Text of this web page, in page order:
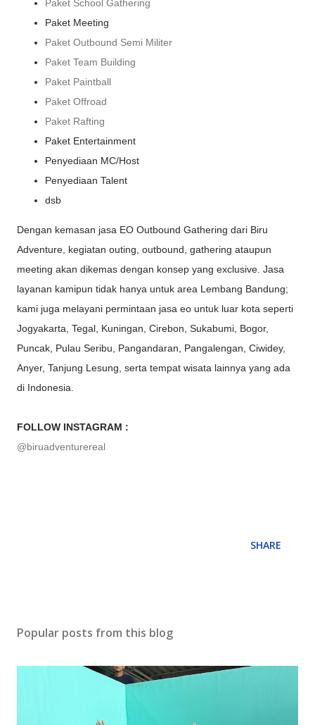
Paket School Gathering
Paket Meeting
Paket Outbound Semi Militer
Paket Team Building
Paket Paintball
Paket Offroad
Paket Rafting
Paket Entertainment
Penyediaan MC/Host
Penyediaan Talent
dsb
Dengan kemasan jasa EO Outbound Gathering dari Biru
Adventure, kegiatan outing, outbound, gathering ataupun
meeting akan dikemas dengan konsep yang exclusive. Jasa
layanan kamipun tidak hanya untuk area Lembang Bandung;
kami juga melayani permintaan jasa eo untuk luar kota seperti
Jogyakarta, Tegal, Kuningan, Cirebon, Sukabumi, Bogor,
Puncak, Pulau Seribu, Pangandaran, Pangalengan, Ciwidey,
Anyer, Tanjung Lesung, serta tempat wisata lainnya yang ada
di Indonesia.
FOLLOW INSTAGRAM :
@biruadventurereal
SHARE
Popular posts from this blog